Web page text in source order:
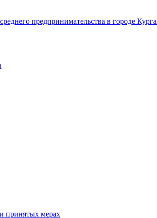
предпринимательства в городе
принятых мерах